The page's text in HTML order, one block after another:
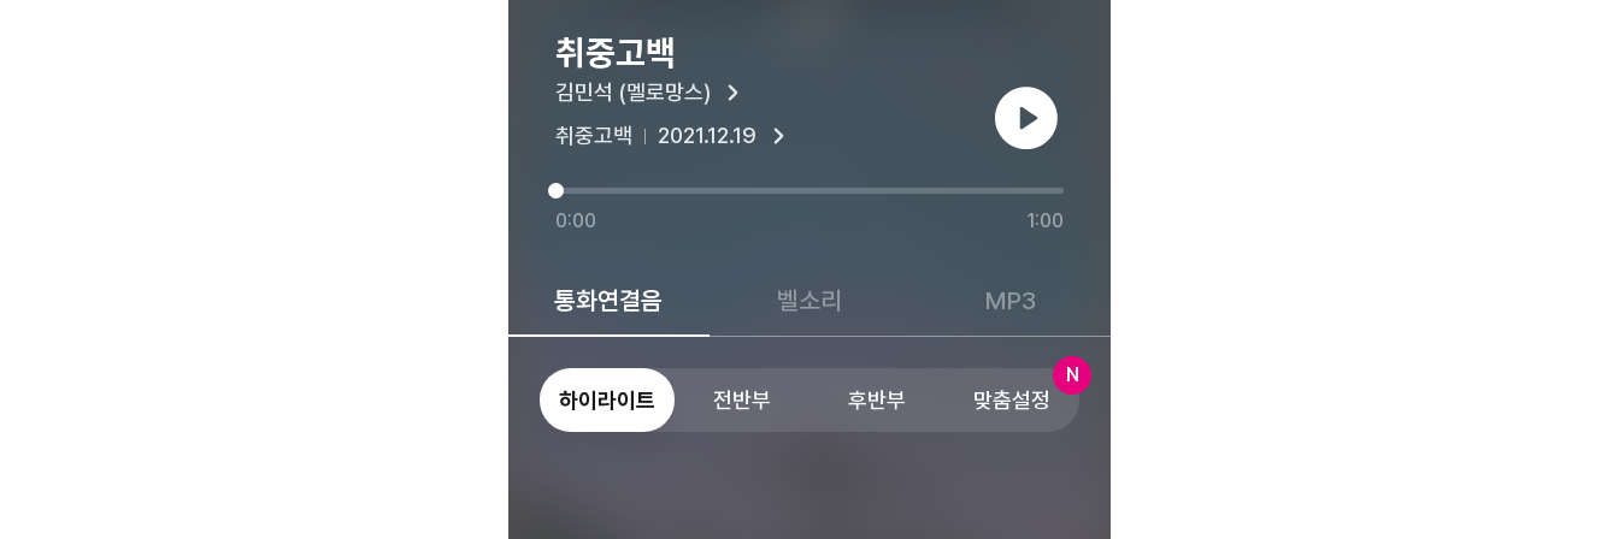
취중고백
김민석 (멜로망스)
취중고백
2021.12.19 재생
0:00 1:00
통화연결음 벨소리 MP3
하이라이트 전반부 후반부 맞춤설정
N